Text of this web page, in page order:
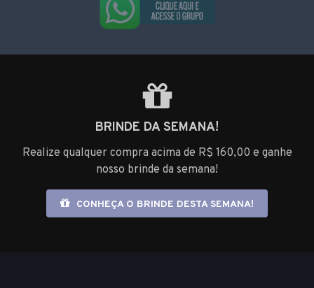
BRINDE DA SEMANA!
Realize qualquer compra acima de R$ 160,00 e ganhe
nosso brinde da semana!
CONHEÇA O BRINDE DESTA SEMANA!